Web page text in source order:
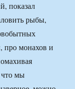
показал
рыбы,
про монахов и
что мы